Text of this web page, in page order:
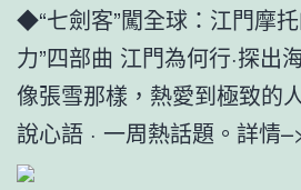
◆“七劍客”闖全球：江門摩
力”四部曲 江門為何行·探出
像張雪那樣，熱愛到極致的
說心語 · 一周熱話題。詳情